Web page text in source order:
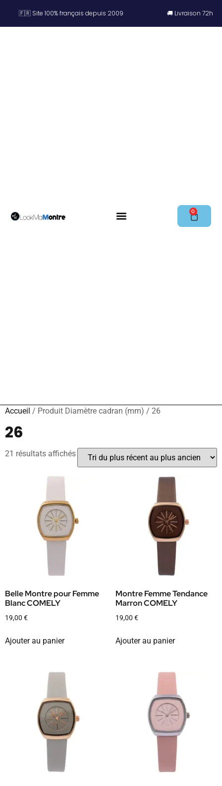
🇫🇷 Site 100% français depuis 2009 🚚 Livraison 72h
0
Accueil / Produit Diamètre cadran (mm) / 26
26
21 résultats affichés
Belle Montre pour Femme
Blanc COMELY
19,00 €
Ajouter au panier
Montre Femme Tendance
Marron COMELY
19,00 €
Ajouter au panier